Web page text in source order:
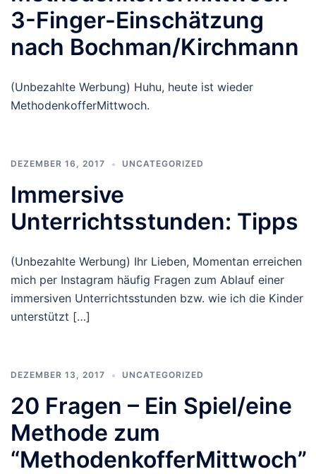
3-Finger-Einschätzung
nach Bochman/Kirchmann
(Unbezahlte Werbung) Huhu, heute ist wieder
MethodenkofferMittwoch.
DEZEMBER 16, 2017 UNCATEGORIZED
Immersive
Unterrichtsstunden: Tipps
(Unbezahlte Werbung) Ihr Lieben, Momentan erreichen
mich per Instagram häufig Fragen zum Ablauf einer
immersiven Unterrichtsstunden bzw. wie ich die Kinder
unterstützt […]
DEZEMBER 13, 2017 UNCATEGORIZED
20 Fragen – Ein Spiel/eine
Methode zum
“MethodenkofferMittwoch”